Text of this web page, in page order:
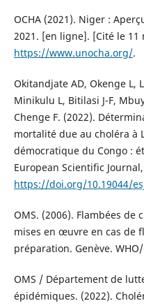
OCHA (2021). Niger :
2021. [en ligne]. [Cité le
https://www.unocha.org/.
Okitandjate AD, Okenge L,
Minikulu L, Bitilasi J-F,
Chenge F. (2022).
mortalité due au choléra à
démocratique du Congo :
European Scientific Journal,
https://doi.org/10.19044/
OMS. (2006). Flambées de
mises en œuvre en cas de
préparation. Genève. WHO/
OMS / Département de
épidémiques. (2022).